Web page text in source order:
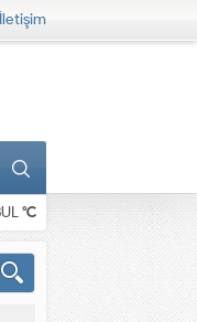
İletişim
°C